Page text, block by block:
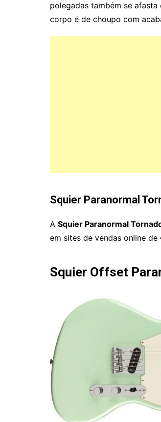
polegadas também se afasta
corpo é de choupo com
Squier Paranormal
A Squier Paranormal
em sites de vendas online de
Squier Offset